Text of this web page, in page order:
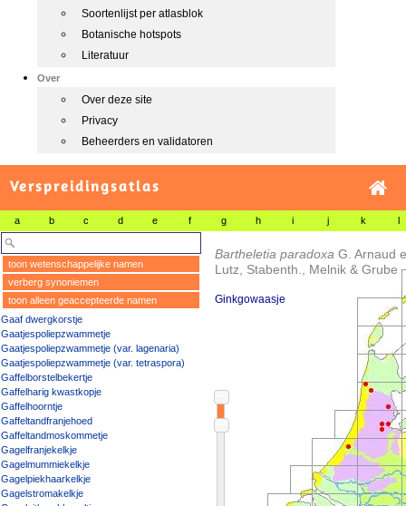
Soortenlijst per atlasblok
Botanische hotspots
Literatuur
Over
Over deze site
Privacy
Beheerders en validatoren
Verspreidingsatlas
a b c d e f g h i j k l
toon wetenschappelijke namen
verberg synoniemen
toon alleen geaccepteerde namen
Gaaf dwergkorstje
Gaatjespoliepzwammetje
Gaatjespoliepzwammetje (var. lagenaria)
Gaatjespoliepzwammetje (var. tetraspora)
Gaffelborstelbekertje
Gaffelharig kwastkopje
Gaffelhoorntje
Gaffeltandfranjehoed
Gaffeltandmoskommetje
Gagelfranjekelkje
Gagelmummiekelkje
Gagelpiekhaarkelkje
Gagelstromakelkje
Bartheletia paradoxa G. Arnaud
Lutz, Stabenth., Melnik & Grube
Ginkgowaasje